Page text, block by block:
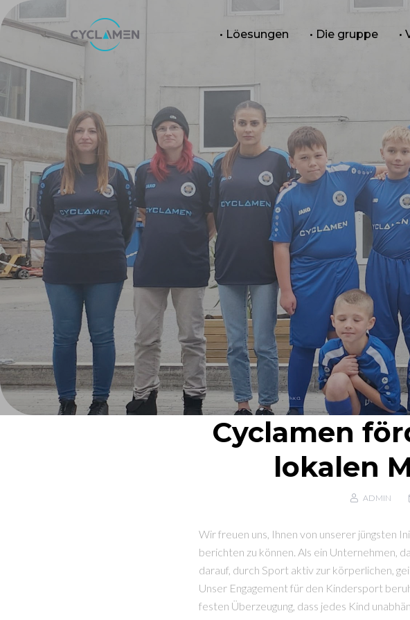
• Löesungen • Die gruppe •
Cyclamen
lokalen
ADMIN
Wir freuen uns, Ihnen von unserer jüngsten
berichten zu können. Als ein Unternehmen,
darauf, durch Sport aktiv zur körperlichen,
Unser Engagement für den Kindersport
festen Überzeugung, dass jedes Kind